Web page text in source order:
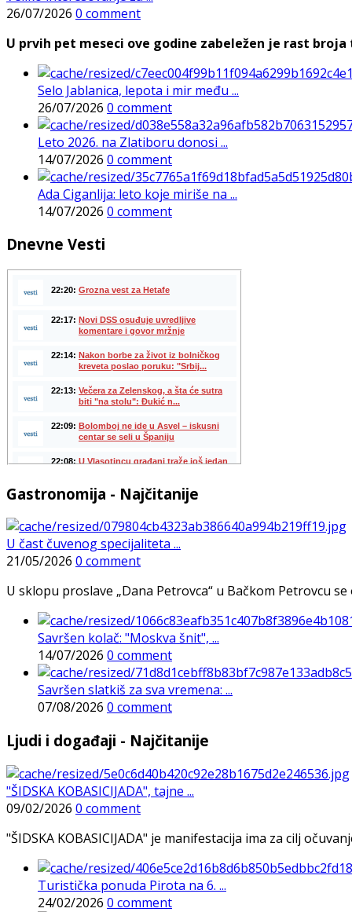
26/07/2026 0 comment
U prvih pet meseci ove godine zabeležen je rast
Selo Jablanica, lepota i mir među ...
26/07/2026 0 comment
Leto 2026. na Zlatiboru donosi ...
14/07/2026 0 comment
Ada Ciganlija: leto koje miriše na ...
14/07/2026 0 comment
Dnevne Vesti
Gastronomija - Najčitanije
U čast čuvenog specijaliteta ...
21/05/2026 0 comment
U sklopu proslave „Dana Petrovca“ u Bačkom Petrovcu
Savršen kolač: "Moskva šnit", ...
14/07/2026 0 comment
Savršen slatkiš za sva vremena: ...
07/08/2026 0 comment
Ljudi i događaji - Najčitanije
"ŠIDSKA KOBASICIJADA", tajne ...
09/02/2026 0 comment
"ŠIDSKA KOBASICIJADA" je manifestacija ima za cilj
Turistička ponuda Pirota na 6. ...
24/02/2026 0 comment